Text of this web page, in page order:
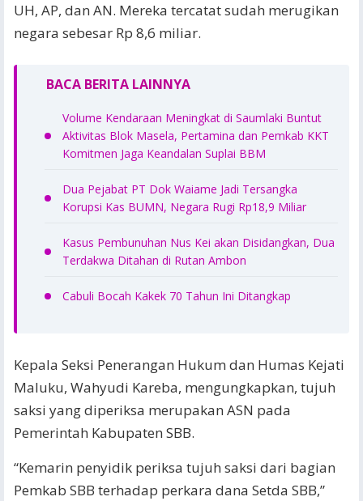
UH, AP, dan AN. Mereka tercatat sudah merugikan
negara sebesar Rp 8,6 miliar.
BACA BERITA LAINNYA
Volume Kendaraan Meningkat di Saumlaki Buntut
Aktivitas Blok Masela, Pertamina dan Pemkab KKT
Komitmen Jaga Keandalan Suplai BBM
Dua Pejabat PT Dok Waiame Jadi Tersangka
Korupsi Kas BUMN, Negara Rugi Rp18,9 Miliar
Kasus Pembunuhan Nus Kei akan Disidangkan, Dua
Terdakwa Ditahan di Rutan Ambon
Cabuli Bocah Kakek 70 Tahun Ini Ditangkap
Kepala Seksi Penerangan Hukum dan Humas Kejati
Maluku, Wahyudi Kareba, mengungkapkan, tujuh
saksi yang diperiksa merupakan ASN pada
Pemerintah Kabupaten SBB.
“Kemarin penyidik periksa tujuh saksi dari bagian
Pemkab SBB terhadap perkara dana Setda SBB,”